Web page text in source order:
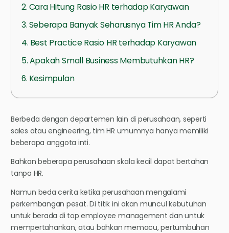
Cara Hitung Rasio HR terhadap Karyawan
Seberapa Banyak Seharusnya Tim HR Anda?
Best Practice Rasio HR terhadap Karyawan
Apakah Small Business Membutuhkan HR?
Kesimpulan
Berbeda dengan departemen lain di perusahaan, seperti
sales atau engineering, tim HR umumnya hanya memiliki
beberapa anggota inti.
Bahkan beberapa perusahaan skala kecil dapat bertahan
tanpa HR.
Namun beda cerita ketika perusahaan mengalami
perkembangan pesat. Di titik ini akan muncul kebutuhan
untuk berada di top employee management dan untuk
mempertahankan, atau bahkan memacu, pertumbuhan